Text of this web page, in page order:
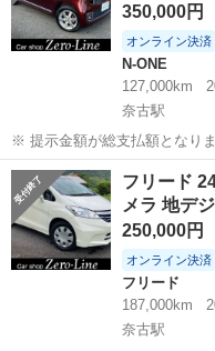
350,000円
オンライン決済
N-ONE
127,000km
奈古駅
※ 提示金額が総支払額となり
いきなりの購入はキャンセル
ます。 まず支払い能力がない、約束を守れない、調べれば分かること
やくだらない質問、値...
山口 萩市 奈古駅
フリード
メラ 地デ
250,000円
オンライン決済
フリード
187,000km
奈古駅